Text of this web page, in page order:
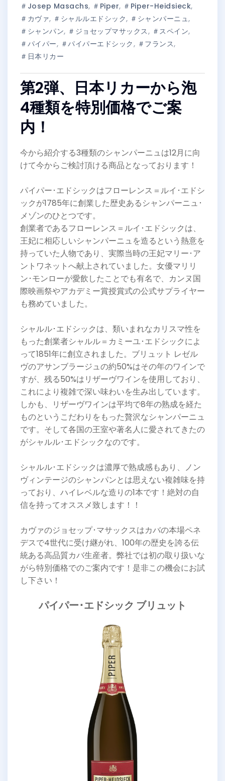
＃Josep Masachs, ＃Piper, ＃Piper-Heidsieck,
＃カヴァ, ＃シャルルエドシック, ＃シャンパーニュ,
＃シャンパン, ＃ジョセップマサックス, ＃スペイン,
＃パイパー, ＃パイパーエドシック, ＃フランス,
＃日本リカー
第2弾、日本リカーから泡
4種類を特別価格でご案
内！
今から紹介する3種類のシャンパーニュは12月に向
けて今からご検討頂ける商品となっております！
パイパー･エドシックはフローレンス＝ルイ･エドシ
ックが1785年に創業した歴史あるシャンパーニュ･
メゾンのひとつです。
創業者であるフローレンス＝ルイ･エドシックは、
王妃に相応しいシャンパーニュを造るという熱意を
持っていた人物であり、実際当時の王妃マリー･ア
ントワネットへ献上されていました。女優マリリ
ン･モンローが愛飲したことでも有名で、カンヌ国
際映画祭やアカデミー賞授賞式の公式サプライヤー
も務めていました。
シャルル･エドシックは、類いまれなカリスマ性を
もった創業者シャルル＝カミーユ･エドシックによ
って1851年に創立されました。ブリュット レゼル
ヴのアサンブラージュの約50%はその年のワインで
すが、残る50%はリザーヴワインを使用しており、
これにより複雑で深い味わいを生み出しています。
しかも、リザーヴワインは平均で8年の熟成を経た
ものというこだわりをもった贅沢なシャンパーニュ
です。そして各国の王室や著名人に愛されてきたの
がシャルル･エドシックなのです。
シャルル･エドシックは濃厚で熟成感もあり、ノン
ヴィンテージのシャンパンとは思えない複雑味を持
っており、ハイレベルな造りの1本です！絶対の自
信を持ってオススメ致します！！
カヴァのジョセップ･マサックスはカバの本場ペネ
デスで4世代に受け継がれ、100年の歴史を誇る伝
統ある高品質カバ生産者。弊社では初の取り扱いな
がら特別価格でのご案内です！是非この機会にお試
し下さい！
パイパー･エドシック ブリュット